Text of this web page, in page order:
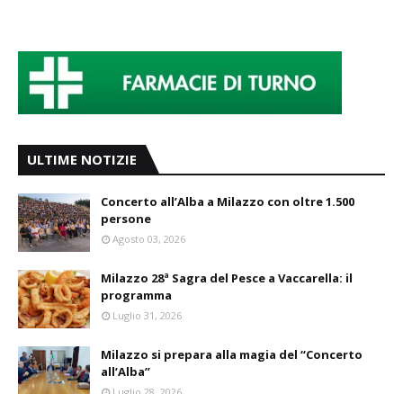
ULTIME NOTIZIE
Concerto all’Alba a Milazzo con oltre 1.500
persone
Agosto 03, 2026
Milazzo 28ª Sagra del Pesce a Vaccarella: il
programma
Luglio 31, 2026
Milazzo si prepara alla magia del “Concerto
all’Alba”